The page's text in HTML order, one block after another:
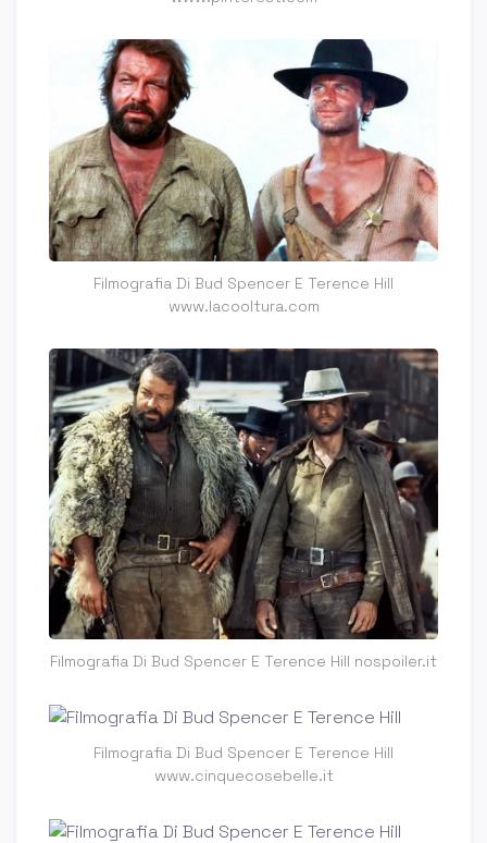
Filmografia Di Bud Spencer E Terence Hill
www.lacooltura.com
Filmografia Di Bud Spencer E Terence Hill nospoiler.it
Filmografia Di Bud Spencer E Terence Hill
www.cinquecosebelle.it